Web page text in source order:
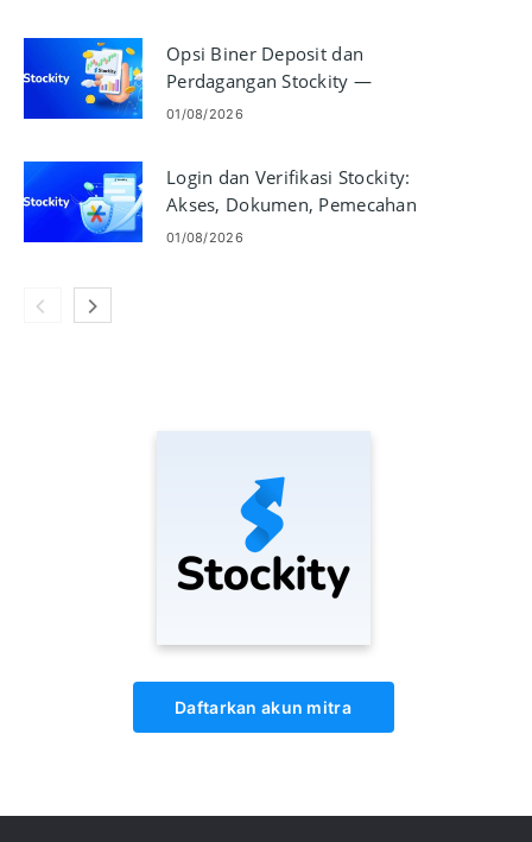
Opsi Biner Deposit dan
Perdagangan Stockity —
Pendanaan, Pemesanan, Eksekusi
01/08/2026
Login dan Verifikasi Stockity:
Akses, Dokumen, Pemecahan
Masalah
01/08/2026
Daftarkan akun mitra